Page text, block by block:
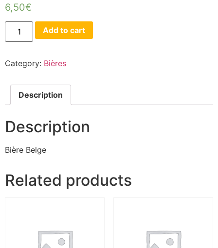
6,50€
Add to cart
Category: Bières
Description
Description
Bière Belge
Related products